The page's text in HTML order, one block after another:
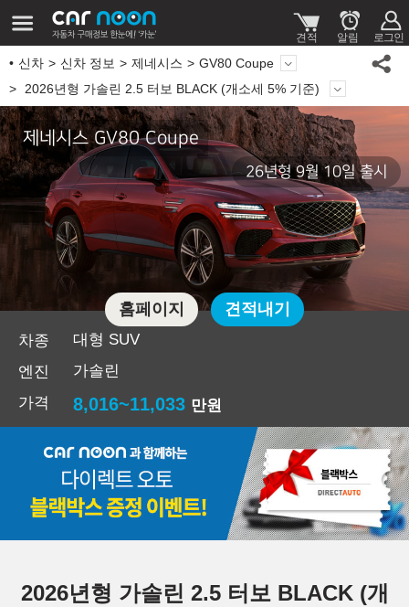
신차 신차 정보 제네시스
GV80 Coupe
2026년형 가솔린 2.5 터보 BLACK (개소세 5% 기준)
제네시스 GV80 Coupe
26년형 9월 10일 출시
차종
대형 SUV
엔진
가솔린
가격
8,016~11,033 만원
홈페이지 견적내기
2026년형 가솔린 2.5 터보 BLACK (개